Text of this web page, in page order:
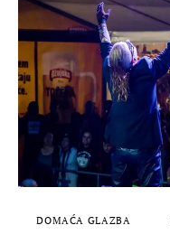
DOMAĆA GLAZBA